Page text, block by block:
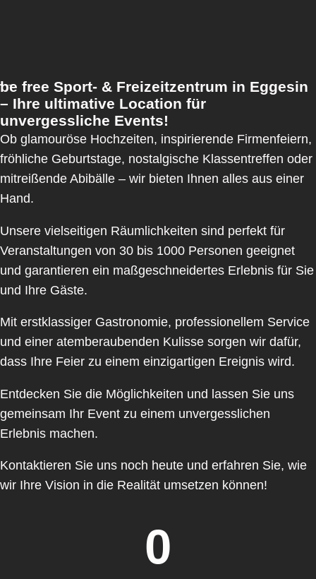
be free Sport- & Freizeitzentrum in Eggesin
– Ihre ultimative Location für
unvergessliche Events!
Ob glamouröse Hochzeiten, inspirierende Firmenfeiern,
fröhliche Geburtstage, nostalgische Klassentreffen oder
mitreißende Abibälle – wir bieten Ihnen alles aus einer
Hand.
Unsere vielseitigen Räumlichkeiten sind perfekt für
Veranstaltungen von 30 bis 1000 Personen geeignet
und garantieren ein maßgeschneidertes Erlebnis für Sie
und Ihre Gäste.
Mit erstklassiger Gastronomie, professionellem Service
und einer atemberaubenden Kulisse sorgen wir dafür,
dass Ihre Feier zu einem einzigartigen Ereignis wird.
Entdecken Sie die Möglichkeiten und lassen Sie uns
gemeinsam Ihr Event zu einem unvergesslichen
Erlebnis machen.
Kontaktieren Sie uns noch heute und erfahren Sie, wie
wir Ihre Vision in die Realität umsetzen können!
0